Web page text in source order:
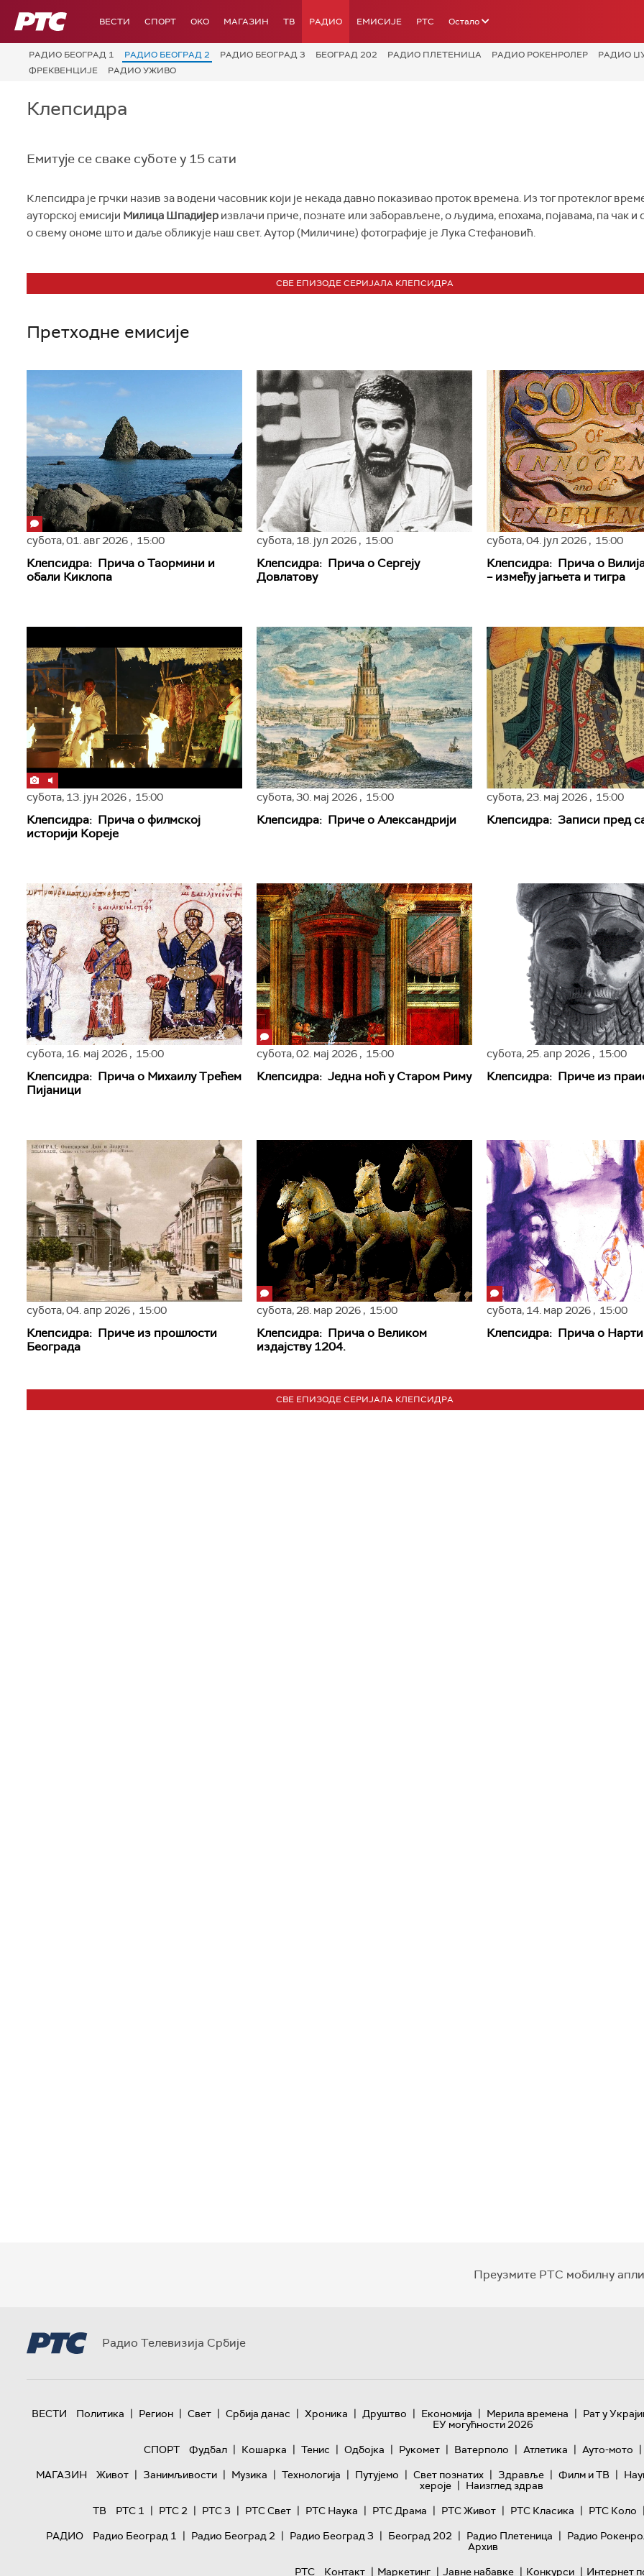
РТС ВЕСТИ СПОРТ OKO МАГАЗИН ТВ РАДИО ЕМИСИЈЕ РТС Остало
РАДИО БЕОГРАД 1 РАДИО БЕОГРАД 2 РАДИО БЕОГРАД 3 БЕОГРАД 202 РАДИО ПЛЕТЕНИЦА РАДИО РОКЕНРОЛЕР
РАДИО
ФРЕКВЕНЦИЈЕ
РАДИО УЖИВО
Клепсидра
Емитује се сваке суботе у 15 сати
Клепсидра је грчки назив за водени часовник који је некада давно показивао проток времена. Из тог протеклог
ауторској емисији Милица Шпадијер извлачи приче, познате или заборављене, о људима, епохама, појавама, па чак и
о свему ономе што и даље обликује наш свет. Аутор (Миличине) фотографије је Лука Стефановић.
СВЕ ЕПИЗОДЕ СЕРИЈАЛА КЛЕПСИДРА
Претходне емисије
субота,01. авг 2026 , 15:00
Клепсидра: Прича о Таормини и
обали Киклопа
субота, 18. јул 2026 , 15:00
Клепсидра: Прича о Сергеју
Довлатову
субота,04. јул 2026 , 15:00
Клепсидра: Прича о
– између јагњета и тигра
субота, 13. јун 2026 , 15:00
Клепсидра: Прича о филмској
историји Кореје
субота,30. мај 2026 , 15:00
Клепсидра: Приче о Александрији
субота,23. мај 2026 , 15:00
Клепсидра: Записи пред
субота, 16. мај 2026 , 15:00
Клепсидра: Прича о Михаилу Трећем
Пијаници
субота,02. мај 2026 , 15:00
Клепсидра: Једна ноћ у Старом Риму
субота,25. апр 2026 , 15:00
Клепсидра: Приче из
субота,04. апр 2026 , 15:00
Клепсидра: Приче из прошлости
Београда
субота,28. мар 2026 , 15:00
Клепсидра: Прича о Великом
издајству 1204.
субота, 14. мар 2026 , 15:00
Клепсидра: Прича о
СВЕ ЕПИЗОДЕ СЕРИЈАЛА КЛЕПСИДРА
Преузмите РТС мобилну
Радио Телевизија Србије
ВЕСТИ Политика | Регион | Свет | Србија данас | Хроника | Друштво | Економија | Мерила времена | Рат у
ЕУ могућности 2026
СПОРТ
Фудбал | Кошарка | Тенис | Одбојка | Рукомет | Ватерполо | Атлетика | Ауто-мото |
МАГАЗИН Живот | Занимљивости | Музика | Технологијa | Путујемо | Свет познатих | Здравље | Филм и ТВ |
хероје | Наизглед здрав
ТВ
РТС 1 | РТС 2 | РТС 3 | РТС Свет | РТС Наука | РТС Драма | РТС Живот | РТС Класика | РТС Коло
РАДИО Радио Београд 1 | Радио Београд 2 | Радио Београд 3 | Београд 202 | Радио Плетеница | Радио
Архив
РТС
Контакт | Маркетинг | Јавне набавке | Конкурси | Интернет